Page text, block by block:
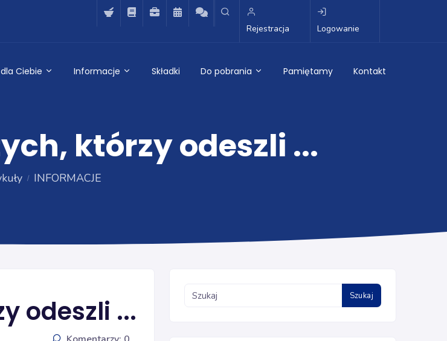
Rejestracja Logowanie
Ciebie Informacje Składki Do pobrania Pamiętamy Kontakt
którzy odeszli ...
INFORMACJE
odeszli ... Szukaj